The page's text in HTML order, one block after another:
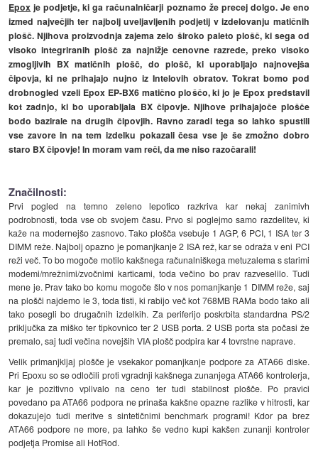
Epox je podjetje, ki ga računalničarji poznamo že precej dolgo. Je eno
izmed največjih ter najbolj uveljavljenih podjetij v izdelovanju matičnih
plošč. Njihova proizvodnja zajema zelo široko paleto plošč, ki sega od
visoko integriranih plošč za najnižje cenovne razrede, preko visoko
zmogljivih BX matičnih plošč, do plošč, ki uporabljajo najnovejša
čipovja, ki ne prihajajo nujno iz Intelovih obratov. Tokrat bomo pod
drobnogled vzeli Epox EP-BX6 matično ploščo, ki jo je Epox predstavil
kot zadnjo, ki bo uporabljala BX čipovje. Njihove prihajajoče plošče
bodo bazirale na drugih čipovjih. Ravno zaradi tega so lahko spustili
vse zavore in na tem izdelku pokazali česa vse je še zmožno dobro
staro BX čipovje! In moram vam reči, da me niso razočarali!
Značilnosti:
Prvi pogled na temno zeleno lepotico razkriva kar nekaj zanimivh
podrobnosti, toda vse ob svojem času. Prvo si poglejmo samo razdelitev, ki
kaže na modernejšo zasnovo. Tako plošča vsebuje 1 AGP, 6 PCI, 1 ISA ter 3
DIMM reže. Najbolj opazno je pomanjkanje 2 ISA rež, kar se odraža v eni PCI
reži več. To bo mogoče motilo kakšnega računalniškega metuzalema s starimi
modemi/mrežnimi/zvočnimi karticami, toda večino bo prav razveselilo. Tudi
mene je. Prav tako bo komu mogoče šlo v nos pomanjkanje 1 DIMM reže, saj
na plošči najdemo le 3, toda tisti, ki rabijo več kot 768MB RAMa bodo tako ali
tako posegli bo drugačnih izdelkih. Za periferijo poskrbita standardna PS/2
priključka za miško ter tipkovnico ter 2 USB porta. 2 USB porta sta počasi že
premalo, saj tudi večina novejših VIA plošč podpira kar 4 tovrstne naprave.
Velik primanjkljaj plošče je vsekakor pomanjkanje podpore za ATA66 diske.
Pri Epoxu so se odločili proti vgradnji kakšnega zunanjega ATA66 kontrolerja,
kar je pozitivno vplivalo na ceno ter tudi stabilnost plošče. Po pravici
povedano pa ATA66 podpora ne prinaša kakšne opazne razlike v hitrosti, kar
dokazujejo tudi meritve s sintetičnimi benchmark programi! Kdor pa brez
ATA66 podpore ne more, pa lahko še vedno kupi kakšen zunanji kontroler
podjetja Promise ali HotRod.